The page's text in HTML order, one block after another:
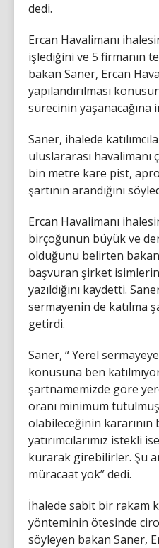
dedi.
Ercan Havalimanı
işlediğini ve 5 firmanın
bakan Saner, Ercan
yapılandırılması
sürecinin yaşanacağına
Saner, ihalede
uluslararası havalimanı
bin metre kare pist,
şartının arandığını
Ercan Havalimanı
birçoğunun büyük ve
olduğunu belirten bakan
başvuran şirket
yazıldığını kaydetti.
sermayenin de katılma
getirdi.
Saner, “ Yerel
konusuna ben
şartnamemizde göre
oranı minimum
olabileceğinin kararının
yatırımcılarımız istekli
kurarak girebilirler. Şu
müracaat yok” dedi.
İhalede sabit bir rakam
yönteminin ötesinde
söyleyen bakan Saner,